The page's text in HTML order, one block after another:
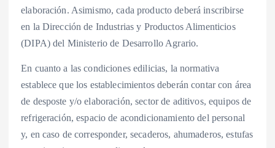
elaboración. Asimismo, cada producto deberá inscribirse
en la Dirección de Industrias y Productos Alimenticios
(DIPA) del Ministerio de Desarrollo Agrario.
En cuanto a las condiciones edilicias, la normativa
establece que los establecimientos deberán contar con área
de desposte y/o elaboración, sector de aditivos, equipos de
refrigeración, espacio de acondicionamiento del personal
y, en caso de corresponder, secaderos, ahumaderos, estufas